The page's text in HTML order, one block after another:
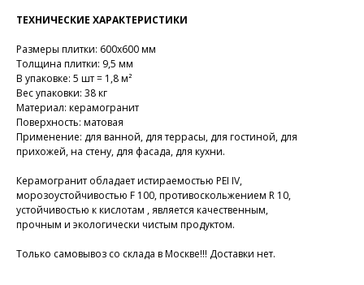
ТЕХНИЧЕСКИЕ ХАРАКТЕРИСТИКИ
Размеры плитки: 600х600 мм
Толщина плитки: 9,5 мм
В упаковке: 5 шт = 1,8 м²
Вес упаковки: 38 кг
Материал: керамогранит
Поверхность: матовая
Применение: для ванной, для террасы, для гостиной, для
прихожей, на стену, для фасада, для кухни.
Керамогранит обладает истираемостью PEI IV,
морозоустойчивостью F 100, противоскольжением R 10,
устойчивостью к кислотам , является качественным,
прочным и экологически чистым продуктом.
Только самовывоз со склада в Москве!!! Доставки нет.